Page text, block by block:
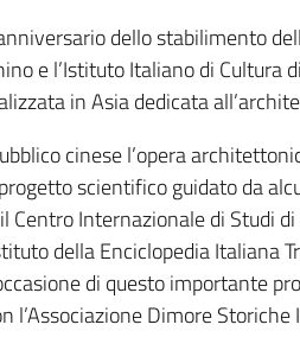
dello stabilimento
e l’Istituto Italiano di Cultura
in Asia dedicata
cinese l’opera
scientifico guidato da
Internazionale di Studi
della Enciclopedia Italiana
di questo importante
l’Associazione Dimore Storiche